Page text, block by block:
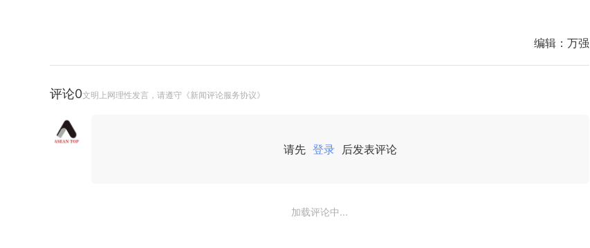
编辑： 万强
评论0文明上网理性发言，请遵守《新闻评论服务协议》
请先 登录 后发表评论
加载评论中...